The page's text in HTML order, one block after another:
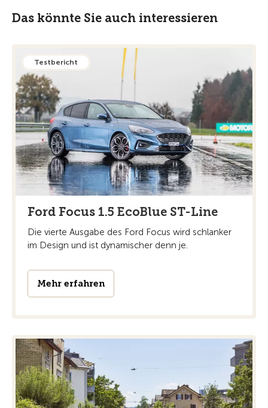
Das könnte Sie auch interessieren
Testbericht
Ford Focus 1.5 EcoBlue ST-Line
Die vierte Ausgabe des Ford Focus wird schlanker
im Design und ist dynamischer denn je.
Mehr erfahren